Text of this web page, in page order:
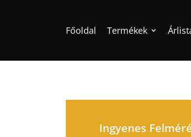
Főoldal Termékek
Ingyenes